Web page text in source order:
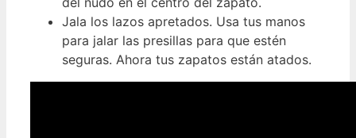
Jala los lazos apretados. Usa tus manos
para jalar las presillas para que estén
seguras. Ahora tus zapatos están atados.